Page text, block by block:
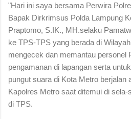
"Hari ini saya bersama Perwira
Bapak Dirkrimsus Polda Lampung
Praptomo, S.IK., MH.selaku
ke TPS-TPS yang berada di
mengecek dan memantau personel
pengamanan di lapangan serta
pungut suara di Kota Metro berjalan
Kapolres Metro saat ditemui di
di TPS.